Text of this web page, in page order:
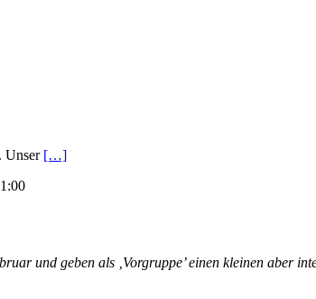
Unser […]
und geben als ‚Vorgruppe’ einen kleinen aber